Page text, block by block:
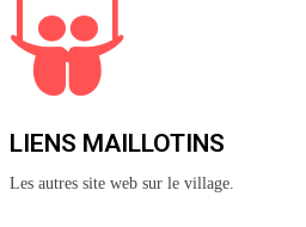
LIENS MAILLOTINS
Les autres site web sur le village.